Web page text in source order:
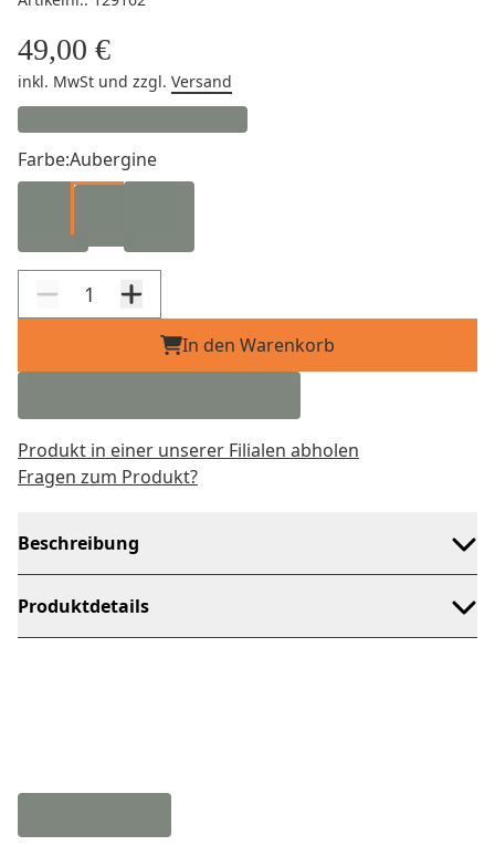
49,00 €
inkl. MwSt und zzgl. Versand
Farbe:Aubergine
In den Warenkorb
Produkt in einer unserer Filialen abholen
Fragen zum Produkt?
Beschreibung
Produktdetails